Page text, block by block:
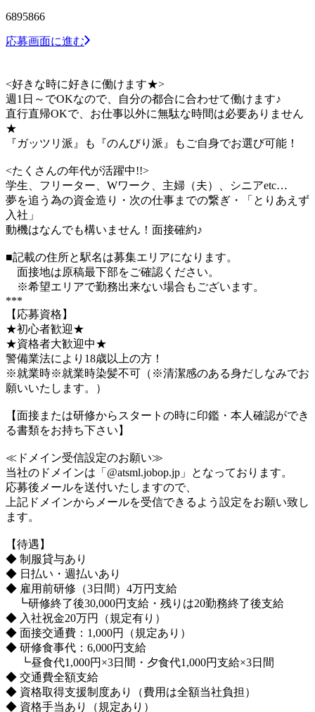
6895866
応募画面に進む
<好きな時に好きに働けます★>
週1日～でOKなので、自分の都合に合わせて働けます♪
直行直帰OKで、お仕事以外に無駄な時間は必要ありません
★
『ガッツリ派』も『のんびり派』もご自身でお選び可能！
<たくさんの年代が活躍中!!>
学生、フリーター、Wワーク、主婦（夫）、シニアetc…
夢を追う為の資金造り・次の仕事までの繋ぎ・「とりあえず
入社」
動機はなんでも構いません！面接確約♪
■記載の住所と駅名は募集エリアになります。
面接地は原稿最下部をご確認ください。
※希望エリアで勤務出来ない場合もございます。
***
【応募資格】
★初心者歓迎★
★資格者大歓迎中★
警備業法により18歳以上の方！
※就業時※就業時染髪不可（※清潔感のある身だしなみでお
願いいたします。）
【面接または研修からスタートの時に印鑑・本人確認ができ
る書類をお持ち下さい】
≪ドメイン受信設定のお願い≫
当社のドメインは「@atsml.jobop.jp」となっております。
応募後メールを送付いたしますので、
上記ドメインからメールを受信できるよう設定をお願い致し
ます。
【待遇】
◆ 制服貸与あり
◆ 日払い・週払いあり
◆ 雇用前研修（3日間）4万円支給
┗研修終了後30,000円支給・残りは20勤務終了後支給
◆ 入社祝金20万円（規定有り）
◆ 面接交通費：1,000円（規定あり）
◆ 研修食事代：6,000円支給
┗昼食代1,000円×3日間・夕食代1,000円支給×3日間
◆ 交通費全額支給
◆ 資格取得支援制度あり（費用は全額当社負担）
◆ 資格手当あり（規定あり）